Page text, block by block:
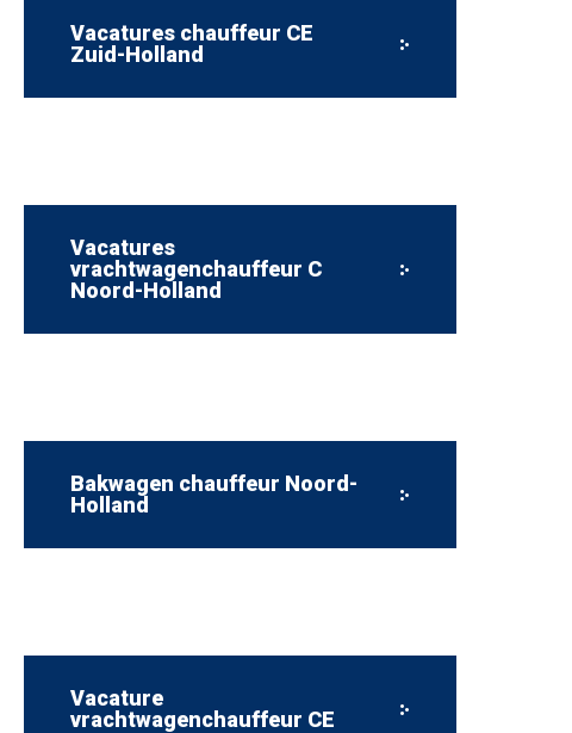
Vacatures chauffeur CE
Zuid-Holland
Vacatures
vrachtwagenchauffeur C
Noord-Holland
Bakwagen chauffeur Noord-
Holland
Vacature
vrachtwagenchauffeur CE